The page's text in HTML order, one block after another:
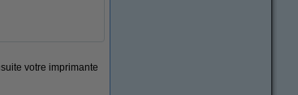
votre imprimante